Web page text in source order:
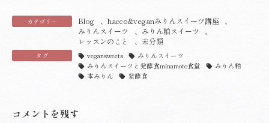
カテゴリー Blog 、 hacco&veganみりんスイーツ講座
、
みりんスイーツ
、 みりん粕スイーツ
、
レッスンのこと
、 未分類
タグ vegansweets
みりんスイーツ
みりんスイーツと発酵食minamoto食堂
みりん粕
本みりん
発酵食
コメントを残す